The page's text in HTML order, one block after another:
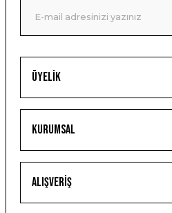
Üyelik
Kurumsal
Alışveriş